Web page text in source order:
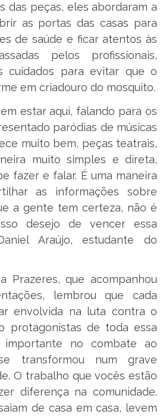
das peças, eles abordaram a
as portas das casas para
de saúde e ficar atentos às
pelos profissionais,
cuidados para evitar que o
em criadouro do mosquito.
estar aqui, falando para os
paródias de músicas
muito bem, peças teatrais,
muito simples e direta,
fazer e falar. É uma maneira
as informações sobre
a gente tem certeza, não é
desejo de vencer essa
Araújo, estudante do
Prazeres, que acompanhou
lembrou que cada
envolvida na luta contra o
protagonistas de toda essa
no combate ao
transformou num grave
O trabalho que vocês estão
diferença na comunidade.
de casa em casa, levem